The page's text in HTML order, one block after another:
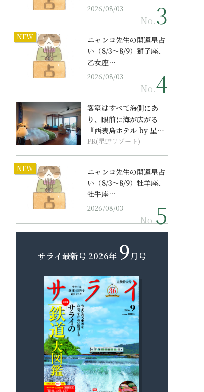
2026/08/03
No.
NEW
ニャンコ先生の開運星占
い（8/3～8/9）獅子座、
乙女座…
2026/08/03
No.
客室はすべて海側にあ
り、眼前に海が広がる
『西表島ホテル by 星野
リゾート』
PR(星野リゾート)
NEW
ニャンコ先生の開運星占
い（8/3～8/9）牡羊座、
牡牛座…
2026/08/03
No.
サライ最新号 2026年 9月号